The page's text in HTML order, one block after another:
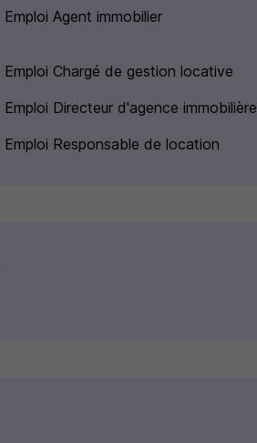
Emploi Agent immobilier
Emploi Chargé de gestion locative
Emploi Directeur d'agence immobilière
Emploi Responsable de location